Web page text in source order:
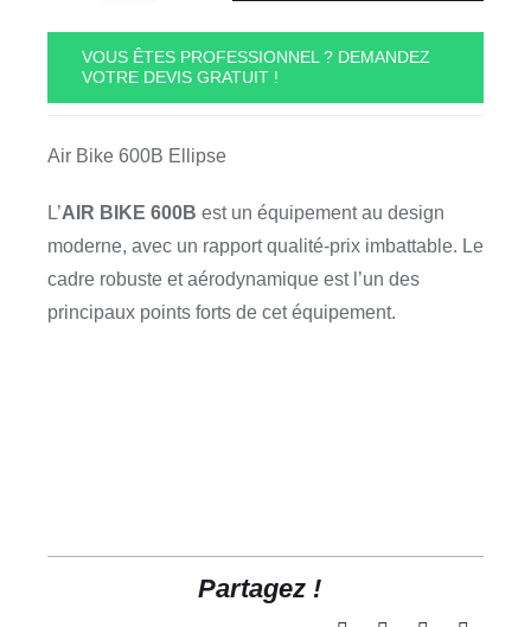
Air
Bike
VOUS ÊTES PROFESSIONNEL ? DEMANDEZ
VOTRE DEVIS GRATUIT !
Air Bike 600B Ellipse
L’AIR BIKE 600B est un équipement au design
moderne, avec un rapport qualité-prix imbattable. Le
cadre robuste et aérodynamique est l’un des
principaux points forts de cet équipement.
Partagez !